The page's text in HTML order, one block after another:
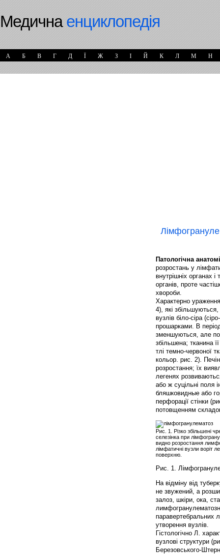
Медичнаенциклопедія
А Б В Г Д Ї Ж З І Й К Л М Н
Патологічна
розростань у
внутрішніх органах
органів, проте
хвороби.
Характерно
4), які
вузлів біло-сіра
прошарками. В
зменшуються, але
збільшена; тканина
тлі темно-червоної
кольор. рис. 2).
розростання; їх
легенях
або ж суцільні поля
бляшковидные або
перфорації стінки
потовщенням
Рис. 1. Різко збільшені
селезінка при
видно розростання
лімфатичні вузли воріт
поверхню.
Рис. 1.
На відміну від
не звужений, а
залоз, шкіри, ока,
паравертебральних
утворення вузлів.
Гістологічно Л.
вузлові структури
Березовського-